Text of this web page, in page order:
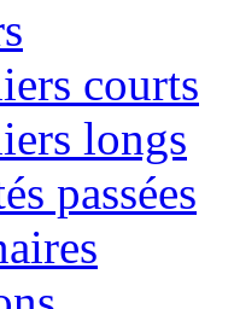
courts
longs
passées